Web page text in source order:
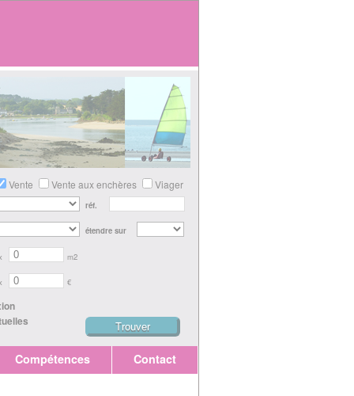
Vente Vente aux enchères Viager
réf.
étendre sur
m2
€
Compétences Contact